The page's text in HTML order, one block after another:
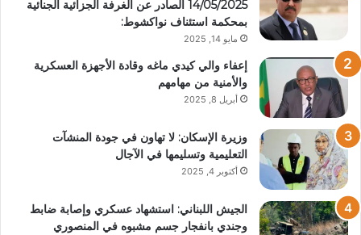
14/05/2025 الصادر عن الغرفة الجزائية الجنائية
بمحكمة استئناف نواكشوط:
مايو 14, 2025
إعفاء والي كيدي ماغه وقادة الأجهزة العسكرية
والأمنية من مهامهم
أبريل 8, 2025
وزيرة الإسكان: لا تهاون في جودة المنشآت
التعليمية وتسليمها في الآجال
أكتوبر 4, 2025
الجيش اللبناني: استشهاد عسكري وإصابة ضابط
وجندي بانفجار جسم مشبوه في المنصوري